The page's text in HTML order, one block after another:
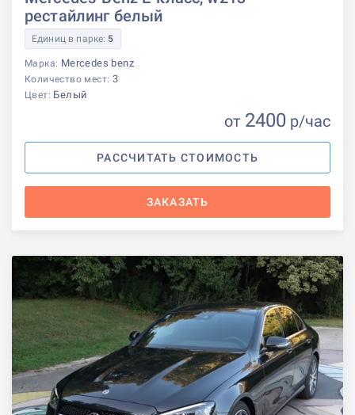
рестайлинг белый
Единиц в парке: 5
Марка: Mercedes benz
Количество мест: 3
Цвет: Белый
от 2400 р/час
РАССЧИТАТЬ СТОИМОСТЬ
ЗАКАЗАТЬ